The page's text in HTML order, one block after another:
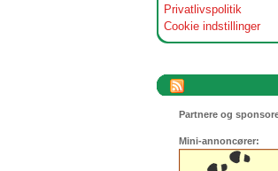
Privatlivspolitik
Cookie indstillinger
Partnere og
Mini-annoncører: